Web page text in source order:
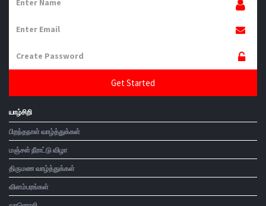
கவிஞர்கள் இங்கே கிளிக் செய்க
யாழ்சிறி
பிறந்தநாள் வாழ்த்துக்கள்
மஞ்சள் நீராட்டு விழா
திருமண வாழ்த்துக்கள்
விளம்பரங்கள்